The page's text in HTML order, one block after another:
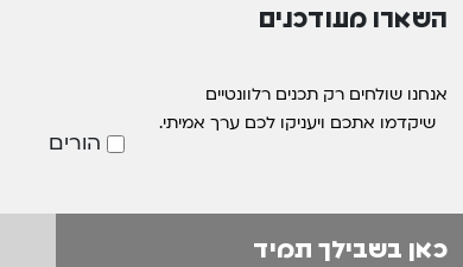
השארו מעודכנים
אנחנו שולחים רק תכנים רלוונטיים
שיקדמו אתכם ויעניקו לכם ערך אמיתי.
הורים
כאן בשבילך תמיד